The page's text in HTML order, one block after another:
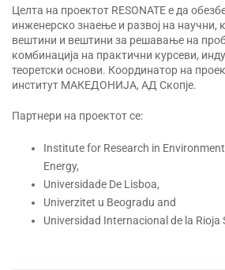
Целта на проектот RESONATE е да
инженерско знаење и развој на научни,
вештини и вештини за решавање на
комбинација на практични курсеви,
теоретски основи. Координатор на
институт МАКЕДОНИЈА, АД Скопје.
Партнери на проектот се:
Institute for Research in
Energy,
Universidade De Lisboa,
Univerzitet u Beogradu and
Universidad Internacional de la Rioja